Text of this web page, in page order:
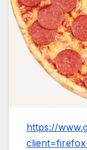
https://